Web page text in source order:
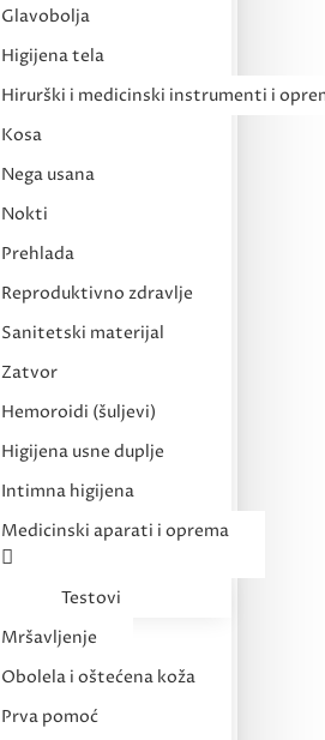
Glavobolja
Higijena tela
Hirurški i medicinski instrumenti i
Kosa
Nega usana
Nokti
Prehlada
Reproduktivno zdravlje
Sanitetski materijal
Zatvor
Hemoroidi (šuljevi)
Higijena usne duplje
Intimna higijena
Medicinski aparati i oprema
Testovi
Mršavljenje
Obolela i oštećena koža
Prva pomoć